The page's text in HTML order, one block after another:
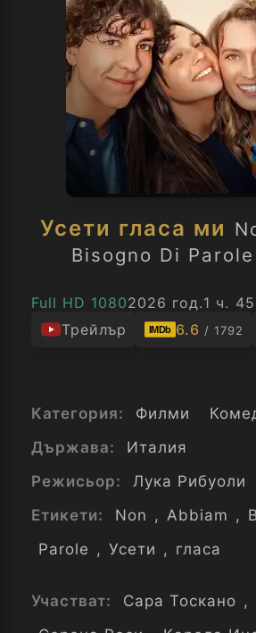
Усети гласа ми
Bisogno Di
Full HD 10802026 год.1 ч.
Трейлър
IMDb 6.6 / 1792
Категория: Филми
Държава:
Италия
Режисьор:
Лука Рибуоли
Етикети:
Non , Abbiam ,
Parole , Усети , гласа
Участват: Сара Тоскано ,